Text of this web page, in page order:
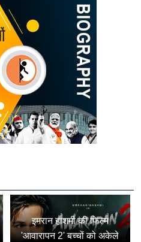
इमरान हाशमी की फिल्म
'आवारापन 2' बच्चों को अकेले